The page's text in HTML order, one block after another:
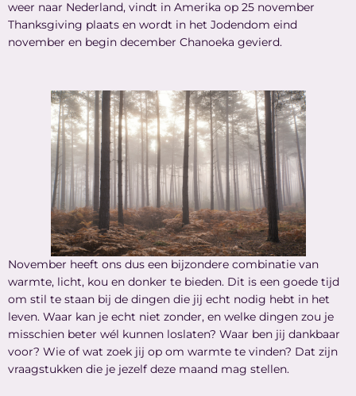
weer naar Nederland, vindt in Amerika op 25 november
Thanksgiving plaats en wordt in het Jodendom eind
november en begin december Chanoeka gevierd.
November heeft ons dus een bijzondere combinatie van
warmte, licht, kou en donker te bieden. Dit is een goede tijd
om stil te staan bij de dingen die jij echt nodig hebt in het
leven. Waar kan je echt niet zonder, en welke dingen zou je
misschien beter wél kunnen loslaten? Waar ben jij dankbaar
voor? Wie of wat zoek jij op om warmte te vinden? Dat zijn
vraagstukken die je jezelf deze maand mag stellen.